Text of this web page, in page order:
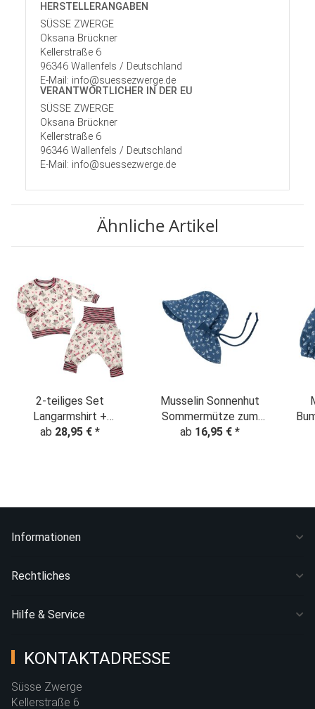
HERSTELLER­ANGABEN
SÜSSE ZWERGE
Oksana Brückner
Kellerstraße 6
96346 Wallenfels / Deutschland
E-Mail: info@suessezwerge.de
VERANTWORT­LICHER IN DER EU
SÜSSE ZWERGE
Oksana Brückner
Kellerstraße 6
96346 Wallenfels / Deutschland
E-Mail: info@suessezwerge.de
Ähnliche Artikel
2-teiliges Set
Langarmshirt +
Pumphose mit
ab 28,95 € *
Musselin Sonnenhut
Sommermütze zum
mitwachsen
ab 16,95 € *
Informationen
Rechtliches
Hilfe & Service
KONTAKTADRESSE
Süsse Zwerge
Kellerstraße 6